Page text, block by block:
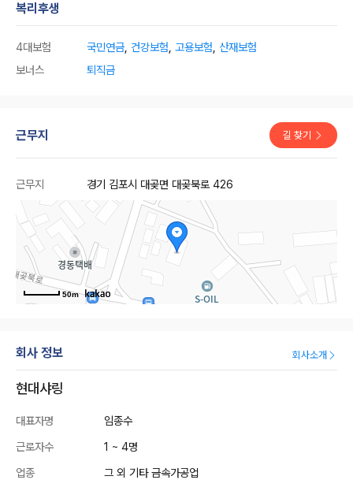
복리후생
4대보험 국민연금 건강보험 고용보험 산재보험
보너스
퇴직금
근무지 길 찾기
근무지 경기 김포시 대곶면 대곶북로 426
50m
회사 정보 회사소개
현대샤링
대표자명
임종수
근로자수
1 ~ 4명
업종
그 외 기타 금속가공업